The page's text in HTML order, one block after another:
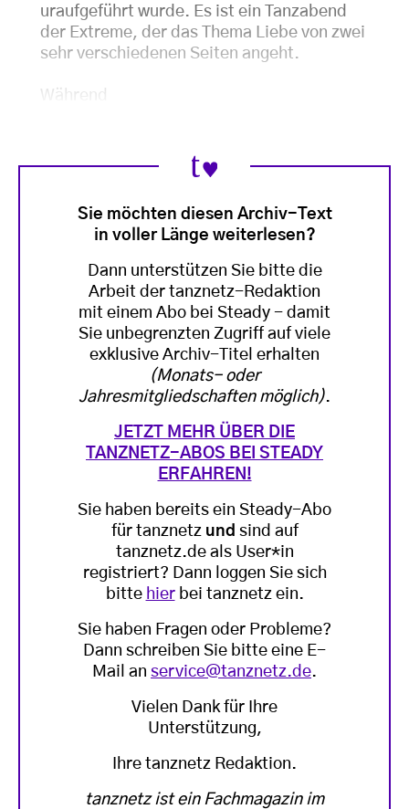
uraufgeführt wurde. Es ist ein Tanzabend
der Extreme, der das Thema Liebe von zwei
sehr verschiedenen Seiten angeht.
Während
Sie möchten diesen Archiv-Text
in voller Länge weiterlesen?
Dann unterstützen Sie bitte die
Arbeit der tanznetz-Redaktion
mit einem Abo bei Steady - damit
Sie unbegrenzten Zugriff auf viele
exklusive Archiv-Titel erhalten
(Monats- oder
Jahresmitgliedschaften möglich).
JETZT MEHR ÜBER DIE
TANZNETZ-ABOS BEI STEADY
ERFAHREN!
Sie haben bereits ein Steady-Abo
für tanznetz und sind auf
tanznetz.de als User*in
registriert? Dann loggen Sie sich
bitte hierbei tanznetz ein.
Sie haben Fragen oder Probleme?
Dann schreiben Sie bitte eine E-
Mail an service@tanznetz.de.
Vielen Dank für Ihre
Unterstützung,
Ihre tanznetz Redaktion.
tanznetz ist ein Fachmagazin im